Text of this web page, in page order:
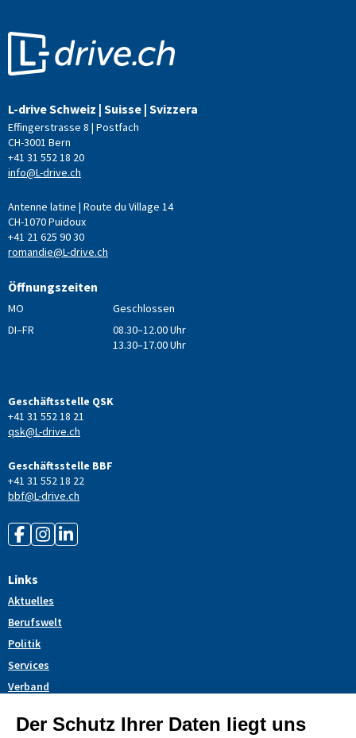
L-drive Schweiz | Suisse | Svizzera
Effingerstrasse 8 | Postfach
CH-3001 Bern
+41 31 552 18 20
info@L-drive.ch
Antenne latine | Route du Village 14
CH-1070 Puidoux
+41 21 625 90 30
romandie@L-drive.ch
Öffnungszeiten
MO
Geschlossen
DI–FR
08.30–12.00 Uhr
13.30–17.00 Uhr
Geschäftsstelle QSK
+41 31 552 18 21
qsk@L-drive.ch
Geschäftsstelle BBF
+41 31 552 18 22
bbf@L-drive.ch
Links
Aktuelles
Berufswelt
Politik
Services
Verband
Blog